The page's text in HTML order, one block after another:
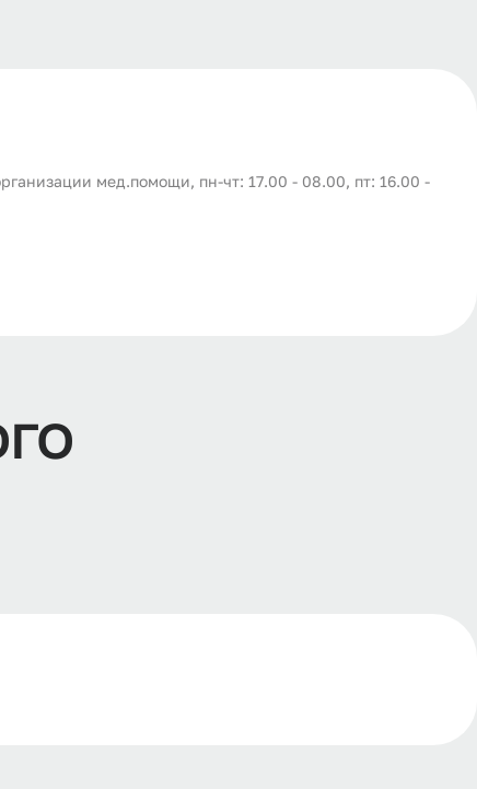
мед.помощи, пн-чт: 17.00 - 08.00, пт: 16.00 -
го